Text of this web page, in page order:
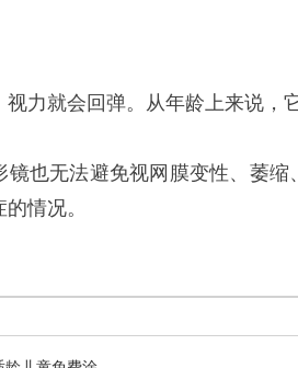
力就会回弹。从年龄上来说，
镜也无法避免视网膜变性、萎
情况。